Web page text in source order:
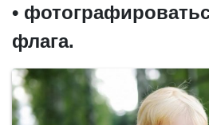
•
флага.